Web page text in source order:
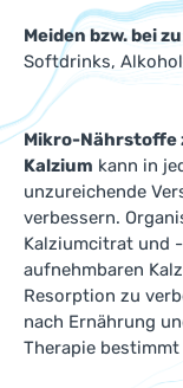
Meiden bzw. bei
Softdrinks,
Mikro-Nährstoffe
Kalzium kann in
unzureichende
verbessern.
Kalziumcitrat und
aufnehmbaren
Resorption zu
nach Ernährung
Therapie bestimmt